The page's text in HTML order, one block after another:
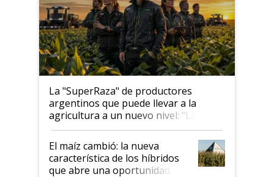
La "SuperRaza" de productores
argentinos que puede llevar a la
agricultura a un nuevo nivel: "Las
posibilidades de crecimiento son
infinitas"
El maíz cambió: la nueva
característica de los híbridos
que abre una oportunidad en